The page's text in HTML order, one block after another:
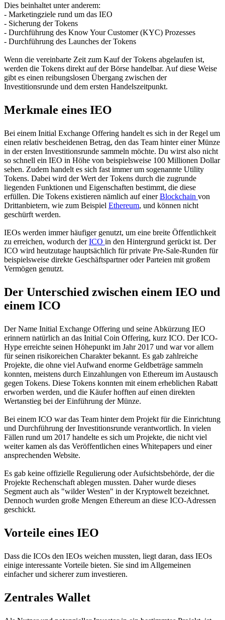
Dies beinhaltet unter anderem:
- Marketingziele rund um das IEO
- Sicherung der Tokens
- Durchführung des Know Your Customer (KYC) Prozesses
- Durchführung des Launches der Tokens
Wenn die vereinbarte Zeit zum Kauf der Tokens abgelaufen ist,
werden die Tokens direkt auf der Börse handelbar. Auf diese Weise
gibt es einen reibungslosen Übergang zwischen der
Investitionsrunde und dem ersten Handelszeitpunkt.
Merkmale eines IEO
Bei einem Initial Exchange Offering handelt es sich in der Regel um
einen relativ bescheidenen Betrag, den das Team hinter einer Münze
in der ersten Investitionsrunde sammeln möchte. Du wirst also nicht
so schnell ein IEO in Höhe von beispielsweise 100 Millionen Dollar
sehen. Zudem handelt es sich fast immer um sogenannte Utility
Tokens. Dabei wird der Wert der Tokens durch die zugrunde
liegenden Funktionen und Eigenschaften bestimmt, die diese
erfüllen. Die Tokens existieren nämlich auf einerBlockchain von
Drittanbietern, wie zum Beispiel Ethereum, und können nicht
geschürft werden.
IEOs werden immer häufiger genutzt, um eine breite Öffentlichkeit
zu erreichen, wodurch derICO in den Hintergrund gerückt ist. Der
ICO wird heutzutage hauptsächlich für private Pre-Sale-Runden für
beispielsweise direkte Geschäftspartner oder Parteien mit großem
Vermögen genutzt.
Der Unterschied zwischen einem IEO und
einem ICO
Der Name Initial Exchange Offering und seine Abkürzung IEO
erinnern natürlich an das Initial Coin Offering, kurz ICO. Der ICO-
Hype erreichte seinen Höhepunkt im Jahr 2017 und war vor allem
für seinen risikoreichen Charakter bekannt. Es gab zahlreiche
Projekte, die ohne viel Aufwand enorme Geldbeträge sammeln
konnten, meistens durch Einzahlungen von Ethereum im Austausch
gegen Tokens. Diese Tokens konnten mit einem erheblichen Rabatt
erworben werden, und die Käufer hofften auf einen direkten
Wertanstieg bei der Einführung der Münze.
Bei einem ICO war das Team hinter dem Projekt für die Einrichtung
und Durchführung der Investitionsrunde verantwortlich. In vielen
Fällen rund um 2017 handelte es sich um Projekte, die nicht viel
weiter kamen als das Veröffentlichen eines Whitepapers und einer
ansprechenden Website.
Es gab keine offizielle Regulierung oder Aufsichtsbehörde, der die
Projekte Rechenschaft ablegen mussten. Daher wurde dieses
Segment auch als "wilder Westen" in der Kryptowelt bezeichnet.
Dennoch wurden große Mengen Ethereum an diese ICO-Adressen
geschickt.
Vorteile eines IEO
Dass die ICOs den IEOs weichen mussten, liegt daran, dass IEOs
einige interessante Vorteile bieten. Sie sind im Allgemeinen
einfacher und sicherer zum investieren.
Zentrales Wallet